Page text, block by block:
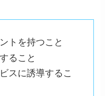
トを持つこと
ること
スに誘導するこ